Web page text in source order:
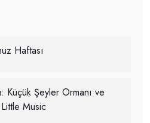
Haftası
Küçük Şeyler Ormanı ve
Music